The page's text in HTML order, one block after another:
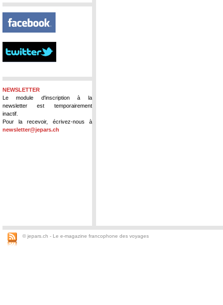
NEWSLETTER
Le module d'inscription à la
newsletter est temporairement
inactif.
Pour la recevoir, écrivez-nous à
newsletter@jepars.ch
© jepars.ch - Le e-magazine francophone des voyages